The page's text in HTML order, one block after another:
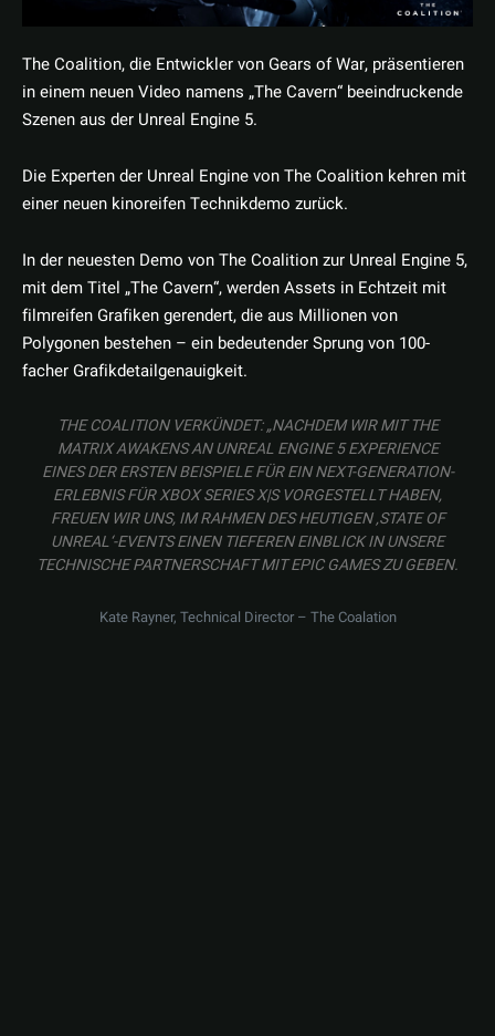
The Coalition, die Entwickler von Gears of War, präsentieren
in einem neuen Video namens „The Cavern“ beeindruckende
Szenen aus der Unreal Engine 5.
Die Experten der Unreal Engine von The Coalition kehren mit
einer neuen kinoreifen Technikdemo zurück.
In der neuesten Demo von The Coalition zur Unreal Engine 5,
mit dem Titel „The Cavern“, werden Assets in Echtzeit mit
filmreifen Grafiken gerendert, die aus Millionen von
Polygonen bestehen – ein bedeutender Sprung von 100-
facher Grafikdetailgenauigkeit.
THE COALITION VERKÜNDET: „NACHDEM WIR MIT THE
MATRIX AWAKENS AN UNREAL ENGINE 5 EXPERIENCE
EINES DER ERSTEN BEISPIELE FÜR EIN NEXT-GENERATION-
ERLEBNIS FÜR XBOX SERIES X|S VORGESTELLT HABEN,
FREUEN WIR UNS, IM RAHMEN DES HEUTIGEN ‚STATE OF
UNREAL‘-EVENTS EINEN TIEFEREN EINBLICK IN UNSERE
TECHNISCHE PARTNERSCHAFT MIT EPIC GAMES ZU GEBEN.
Kate Rayner, Technical Director – The Coalation